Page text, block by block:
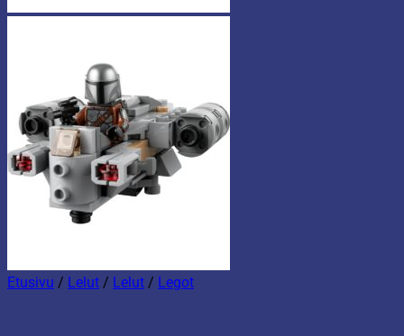
Etusivu / Lelut / Lelut / Legot